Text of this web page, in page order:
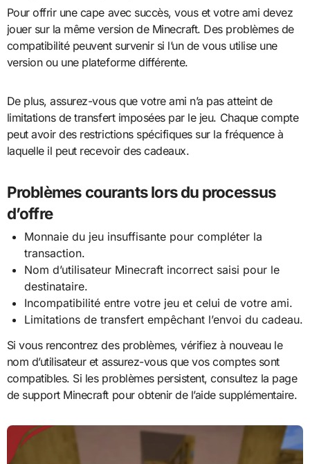
Pour offrir une cape avec succès, vous et votre ami devez
jouer sur la même version de Minecraft. Des problèmes de
compatibilité peuvent survenir si l’un de vous utilise une
version ou une plateforme différente.
De plus, assurez-vous que votre ami n’a pas atteint de
limitations de transfert imposées par le jeu. Chaque compte
peut avoir des restrictions spécifiques sur la fréquence à
laquelle il peut recevoir des cadeaux.
Problèmes courants lors du processus
d’offre
Monnaie du jeu insuffisante pour compléter la
transaction.
Nom d’utilisateur Minecraft incorrect saisi pour le
destinataire.
Incompatibilité entre votre jeu et celui de votre ami.
Limitations de transfert empêchant l’envoi du cadeau.
Si vous rencontrez des problèmes, vérifiez à nouveau le
nom d’utilisateur et assurez-vous que vos comptes sont
compatibles. Si les problèmes persistent, consultez la page
de support Minecraft pour obtenir de l’aide supplémentaire.